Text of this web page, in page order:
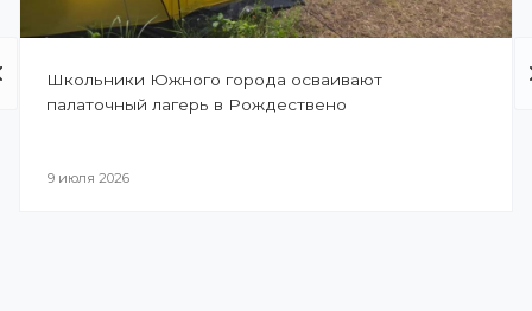
Школьники Южного города осваивают
палаточный лагерь в Рождествено
9 июля 2026